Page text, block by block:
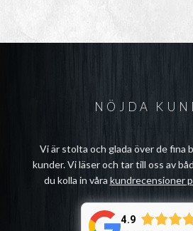
NÖJDA
Vi är stolta och glada över de fina
kunder. Vi läser och tar till oss av
du kolla in våra kundrecensioner
4.9